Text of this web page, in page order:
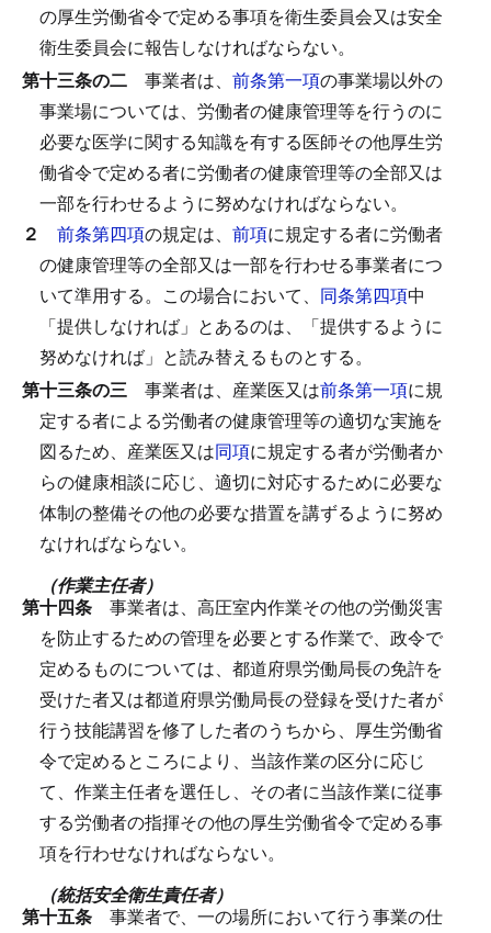
の厚生労働省令で定める事項を衛生委員会又は安全
衛生委員会に報告しなければならない。
第十三条の二 事業者は、 前条第一項の事業場以外の
事業場については、労働者の健康管理等を行うのに
必要な医学に関する知識を有する医師その他厚生労
働省令で定める者に労働者の健康管理等の全部又は
一部を行わせるように努めなければならない。
２ 前条第四項の規定は、 前項に規定する者に労働者
の健康管理等の全部又は一部を行わせる事業者につ
いて準用する。 この場合において、 同条第四項中
「提供しなければ」とあるのは、「提供するように
努めなければ」と読み替えるものとする。
第十三条の三 事業者は、産業医又は前条第一項に規
定する者による労働者の健康管理等の適切な実施を
図るため、産業医又は同項に規定する者が労働者か
らの健康相談に応じ、適切に対応するために必要な
体制の整備その他の必要な措置を講ずるように努め
なければならない。
（作業主任者）
第十四条 事業者は、高圧室内作業その他の労働災害
を防止するための管理を必要とする作業で、政令で
定めるものについては、都道府県労働局長の免許を
受けた者又は都道府県労働局長の登録を受けた者が
行う技能講習を修了した者のうちから、厚生労働省
令で定めるところにより、当該作業の区分に応じ
て、作業主任者を選任し、その者に当該作業に従事
する労働者の指揮その他の厚生労働省令で定める事
項を行わせなければならない。
（統括安全衛生責任者）
第十五条 事業者で、一の場所において行う事業の仕